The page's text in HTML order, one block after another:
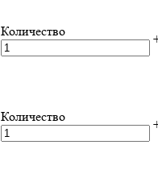
Количество
Количество